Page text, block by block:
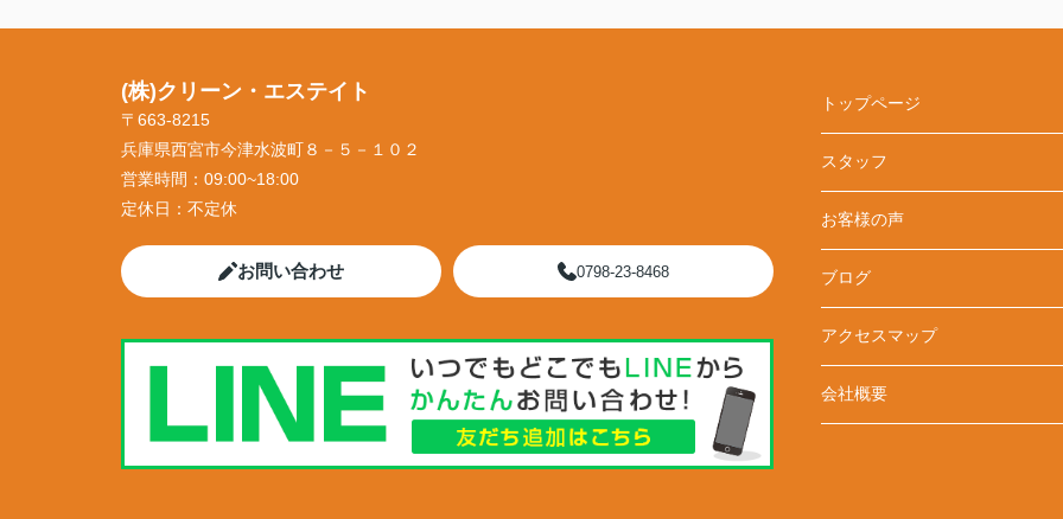
(株)クリーン・エステイト
〒663-8215
兵庫県西宮市今津水波町８－５－１０２
営業時間： 09:00~18:00
定休日： 不定休
お問い合わせ 0798-23-8468
トップページ
スタッフ
お客様の声
ブログ
アクセスマップ
会社概要